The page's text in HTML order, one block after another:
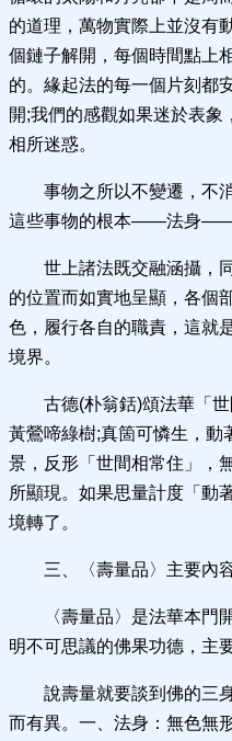
的道理，萬物實際上並沒有
個鏈子解開，每個時間點上
的。緣起法的每一個片刻都
開;我們的感觀如果迷於表象
相所迷惑。
事物之所以不變遷，不
這些事物的根本——法身——
世上諸法既交融涵攝，
的位置而如實地呈顯，各個
色，履行各自的職責，這就
境界。
古德(朴翁銛)頌法華「
黃鶯啼綠樹;真箇可憐生，動
景，反形「世間相常住」，
所顯現。如果思量計度「動
境轉了。
三、〈壽量品〉主要內
〈壽量品〉是法華本門
明不可思議的佛果功德，主
說壽量就要談到佛的三
而有異。一、法身：無色無